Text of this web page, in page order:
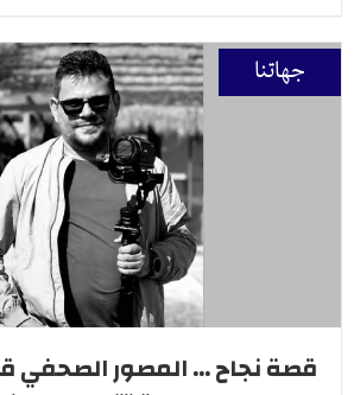
جهاتنا
قصة نجاح ... المصور